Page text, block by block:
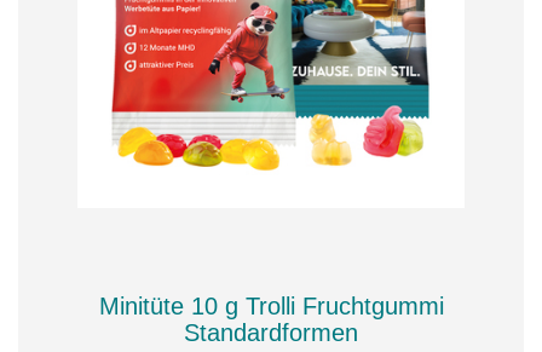
Minitüte 10 g Trolli Fruchtgummi
Standardformen